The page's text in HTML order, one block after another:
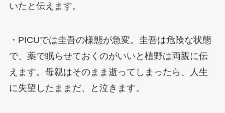
いたと伝えます。
・PICUでは圭吾の様態が急変。圭吾は危険な状態
で、薬で眠らせておくのがいいと植野は両親に伝
えます。母親はそのまま逝ってしまったら、人生
に失望したままだ、と泣きます。